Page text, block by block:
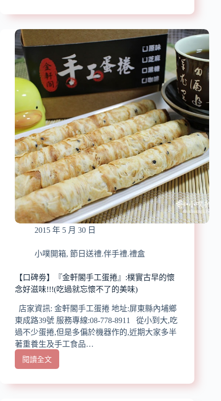
伴
推
薦】
韓
金
婆
婆
豆
腐
酪
禮
盒
營
養.
健
康
的
養
生
豆
酪
2015 年 5 月 30 日
小噗開箱, 節日送禮.伴手禮.禮盒
【口碑劵】『金軒閣手工蛋捲』:樸實古早的懷
念好滋味!!!(吃過就忘懷不了的美味)
店家資訊: 金軒閣手工蛋捲 地址:屏東縣內埔鄉
東成路39號 服務專線:08-778-8911 從小到大,吃
過不少蛋捲,但是多偏於機器作的,近期大家多半
著重養生及手工食品…
閱讀全文
【口
劵】